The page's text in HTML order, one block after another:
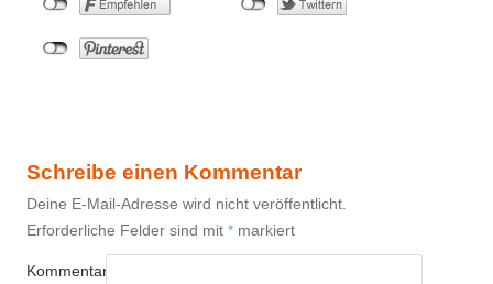
Schreibe einen Kommentar
Deine E-Mail-Adresse wird nicht veröffentlicht.
Erforderliche Felder sind mit * markiert
Kommentar